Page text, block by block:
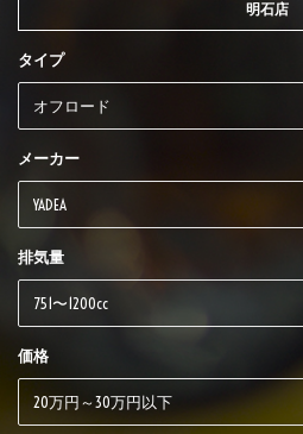
明石店
タイプ
メーカー
排気量
価格